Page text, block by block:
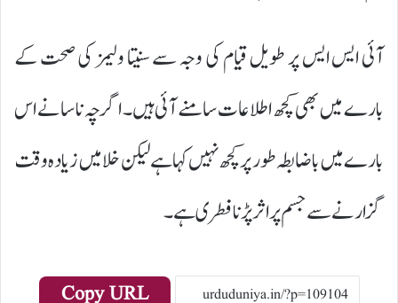
آئی ایس ایس پر طویل قیام کی وجہ سے سنیتا ولیمز کی صحت کے
بارے میں بھی کچھ اطلاعات سامنے آئی ہیں۔ اگرچہ ناسا نے اس
بارے میں باضابطہ طور پر کچھ نہیں کہا ہے لیکن خلا میں زیادہ وقت
گزارنے سے جسم پر اثر پڑنا فطری ہے۔
Copy URL